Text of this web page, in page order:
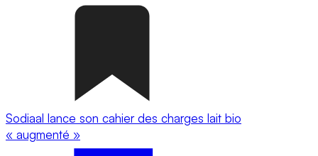
Sodiaal lance son cahier des charges lait bio
« augmenté »